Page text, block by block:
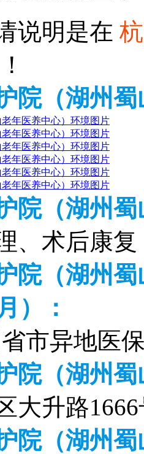
说明是在
！
院（湖州
院（湖州
、术后康复
院（湖州
）：
市异地医
院（湖州
大升路
院（湖州